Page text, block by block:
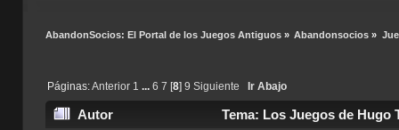
AbandonSocios: El Portal de los Juegos Antiguos» Abandonsocios »
Páginas:Anterior 1 ... 6 7 [8] 9 Siguiente Ir Abajo
Autor Tema: Los Juegos de Hugo